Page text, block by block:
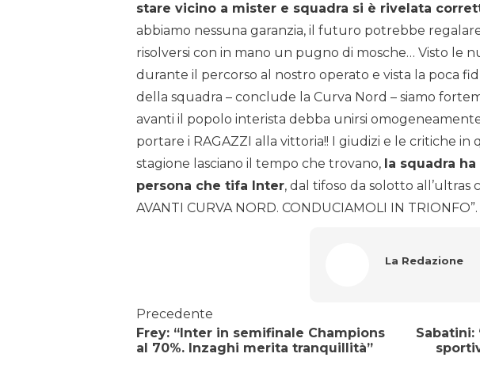
stare vicino a mister e squadra si è rivelata
abbiamo nessuna garanzia, il futuro potrebbe
risolversi con in mano un pugno di mosche… Visto le
durante il percorso al nostro operato e vista la poca
della squadra – conclude la Curva Nord – siamo
avanti il popolo interista debba unirsi
portare i RAGAZZI alla vittoria!! I giudizi e le critiche
stagione lasciano il tempo che trovano, la squadra
persona che tifa Inter, dal tifoso da solotto all’ultras
AVANTI CURVA NORD. CONDUCIAMOLI IN TRIONFO”.
La Redazione
Precedente
Frey: “Inter in semifinale Champions
al 70%. Inzaghi merita tranquillità”
Sabatini: